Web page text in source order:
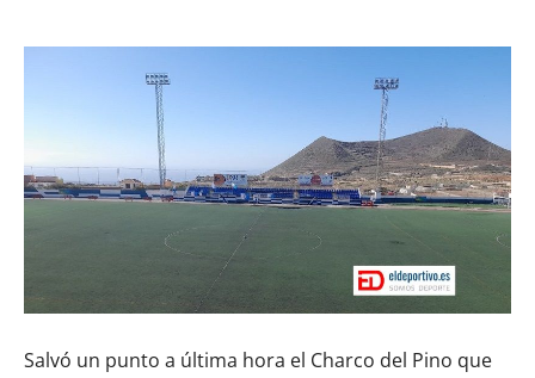
Salvó un punto a última hora el Charco del Pino que